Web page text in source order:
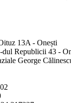
13A - Onești
dul Republicii 43 -
George